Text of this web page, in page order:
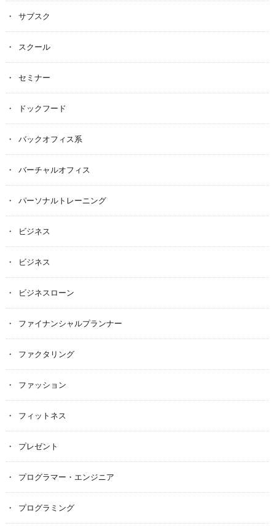
サブスク
スクール
セミナー
ドックフード
バックオフィス系
バーチャルオフィス
パーソナルトレーニング
ビジネス
ビジネス
ビジネスローン
ファイナンシャルプランナー
ファクタリング
ファッション
フィットネス
プレゼント
プログラマー・エンジニア
プログラミング